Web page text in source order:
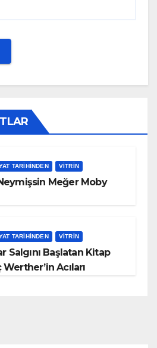
TARIHINDEN VITRIN
Meğer Moby
TARIHINDEN VITRIN
Salgını Başlatan Kitap
Werther’in Acıları